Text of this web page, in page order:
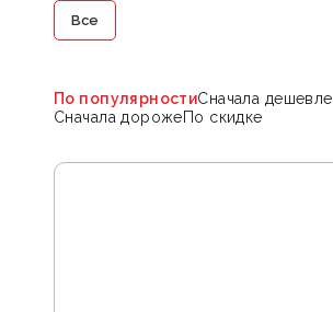
Все
По популярностиСначала дешевле
Сначала дорожеПо скидке